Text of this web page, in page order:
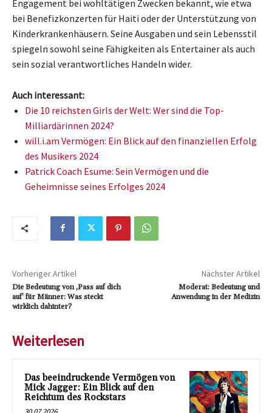
Engagement bei wohltätigen Zwecken bekannt, wie etwa
bei Benefizkonzerten für Haiti oder der Unterstützung von
Kinderkrankenhäusern. Seine Ausgaben und sein Lebensstil
spiegeln sowohl seine Fähigkeiten als Entertainer als auch
sein sozial verantwortliches Handeln wider.
Auch interessant:
Die 10 reichsten Girls der Welt: Wer sind die Top-
Milliardärinnen 2024?
will.i.am Vermögen: Ein Blick auf den finanziellen Erfolg
des Musikers 2024
Patrick Coach Esume: Sein Vermögen und die
Geheimnisse seines Erfolges 2024
Vorheriger Artikel
Die Bedeutung von ‚Pass auf dich
auf‘ für Männer: Was steckt
wirklich dahinter?
Nächster Artikel
Moderat: Bedeutung und
Anwendung in der Medizin
Weiterlesen
Das beeindruckende Vermögen von
Mick Jagger: Ein Blick auf den
Reichtum des Rockstars